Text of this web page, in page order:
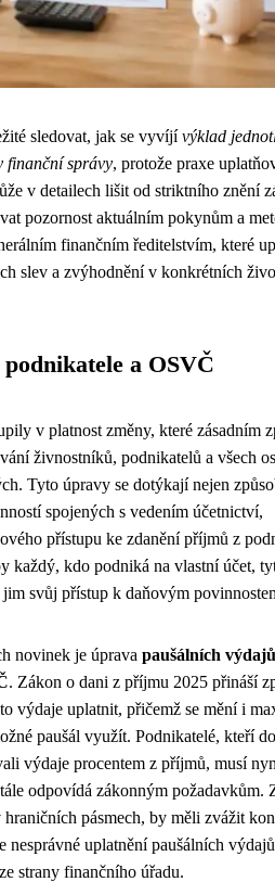
sledovat, jak se vyvíjívýklad
finanční správy, protože praxe
v detailech lišit od striktního znění
pozornost aktuálním pokynům a
finančním ředitelstvím, které
slev a zvýhodnění v konkrétních
a OSVČ
v platnost změny, které zásadním
živnostníků, podnikatelů a všech
Tyto úpravy se dotýkají nejen
spojených s vedením účetnictví,
přístupu ke zdanění příjmů z
každý, kdo podniká na vlastní účet,
svůj přístup k daňovým
novinek je úprava paušálních
. Zákon o dani z příjmu 2025 přináší
výdaje uplatnit, přičemž se mění i
paušál využít. Podnikatelé, kteří
výdaje procentem z příjmů, musí
odpovídá zákonným požadavkům.
pásmech, by měli zvážit
nesprávné uplatnění paušálních
strany finančního úřadu.